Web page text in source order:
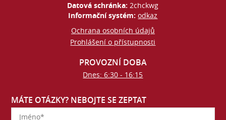
Datová schránka:2chckwg
Informační systém:odkaz
Ochrana osobních údajů
Prohlášení o přístupnosti
PROVOZNÍ DOBA
Dnes: 6:30 - 16:15
MÁTE OTÁZKY? NEBOJTE SE ZEPTAT